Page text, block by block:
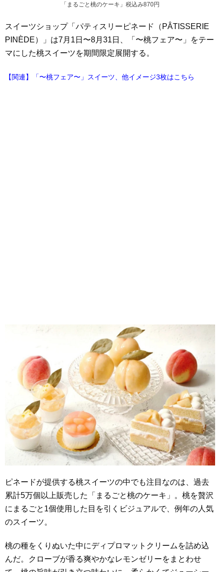
「まるごと桃のケーキ」税込み870円
スイーツショップ「パティスリーピネード（PÂTISSERIE
PINÈDE）」は7月1日〜8月31日、「〜桃フェア〜」をテー
マにした桃スイーツを期間限定展開する。
【関連】「〜桃フェア〜」スイーツ、他イメージ3枚はこちら
ピネードが提供する桃スイーツの中でも注目なのは、過去
累計5万個以上販売した「まるごと桃のケーキ」。桃を贅沢
にまるごと1個使用した目を引くビジュアルで、例年の人気
のスイーツ。
桃の種をくりぬいた中にディプロマットクリームを詰め込
んだ。クローブが香る爽やかなレモンゼリーをまとわせ